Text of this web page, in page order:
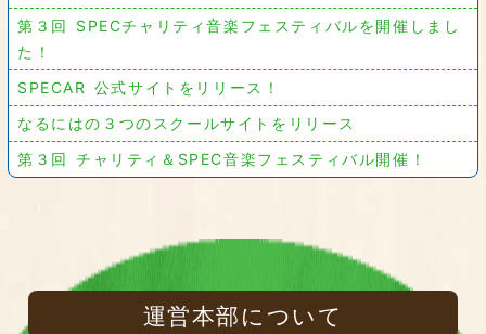
第３回 SPECチャリティ音楽フェスティバルを開催しまし
た！
SPECAR 公式サイトをリリース！
なるにはの３つのスクールサイトをリリース
第３回 チャリティ＆SPEC音楽フェスティバル開催！
運営本部について